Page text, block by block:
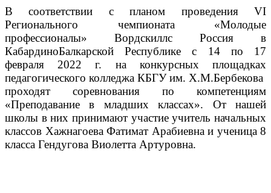
В соответствии с планом проведения VI
Регионального чемпионата «Молодые
профессионалы» Вордскиллс Россия в
КабардиноБалкарской Республике с 14 по 17
февраля 2022 г. на конкурсных площадках
педагогического колледжа КБГУ им. Х.М.Бербекова
проходят соревнования по компетенциям
«Преподавание в младших классах». От нашей
школы в них принимают участие учитель начальных
классов Хажнагоева Фатимат Арабиевна и ученица 8
класса Гендугова Виолетта Артуровна.